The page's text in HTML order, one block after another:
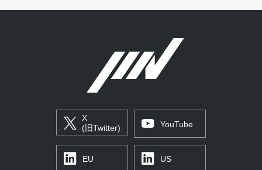
X
(旧Twitter)
YouTube
EU US